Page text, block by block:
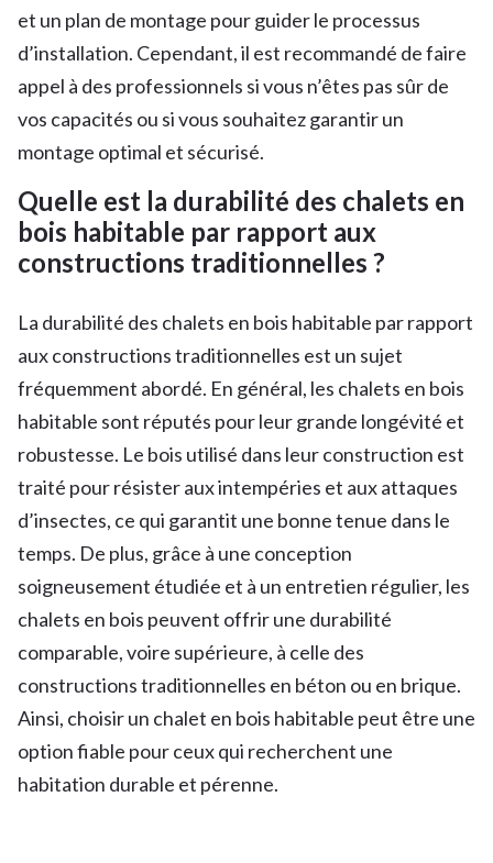
et un plan de montage pour guider le processus
d’installation. Cependant, il est recommandé de faire
appel à des professionnels si vous n’êtes pas sûr de
vos capacités ou si vous souhaitez garantir un
montage optimal et sécurisé.
Quelle est la durabilité des chalets en
bois habitable par rapport aux
constructions traditionnelles ?
La durabilité des chalets en bois habitable par rapport
aux constructions traditionnelles est un sujet
fréquemment abordé. En général, les chalets en bois
habitable sont réputés pour leur grande longévité et
robustesse. Le bois utilisé dans leur construction est
traité pour résister aux intempéries et aux attaques
d’insectes, ce qui garantit une bonne tenue dans le
temps. De plus, grâce à une conception
soigneusement étudiée et à un entretien régulier, les
chalets en bois peuvent offrir une durabilité
comparable, voire supérieure, à celle des
constructions traditionnelles en béton ou en brique.
Ainsi, choisir un chalet en bois habitable peut être une
option fiable pour ceux qui recherchent une
habitation durable et pérenne.